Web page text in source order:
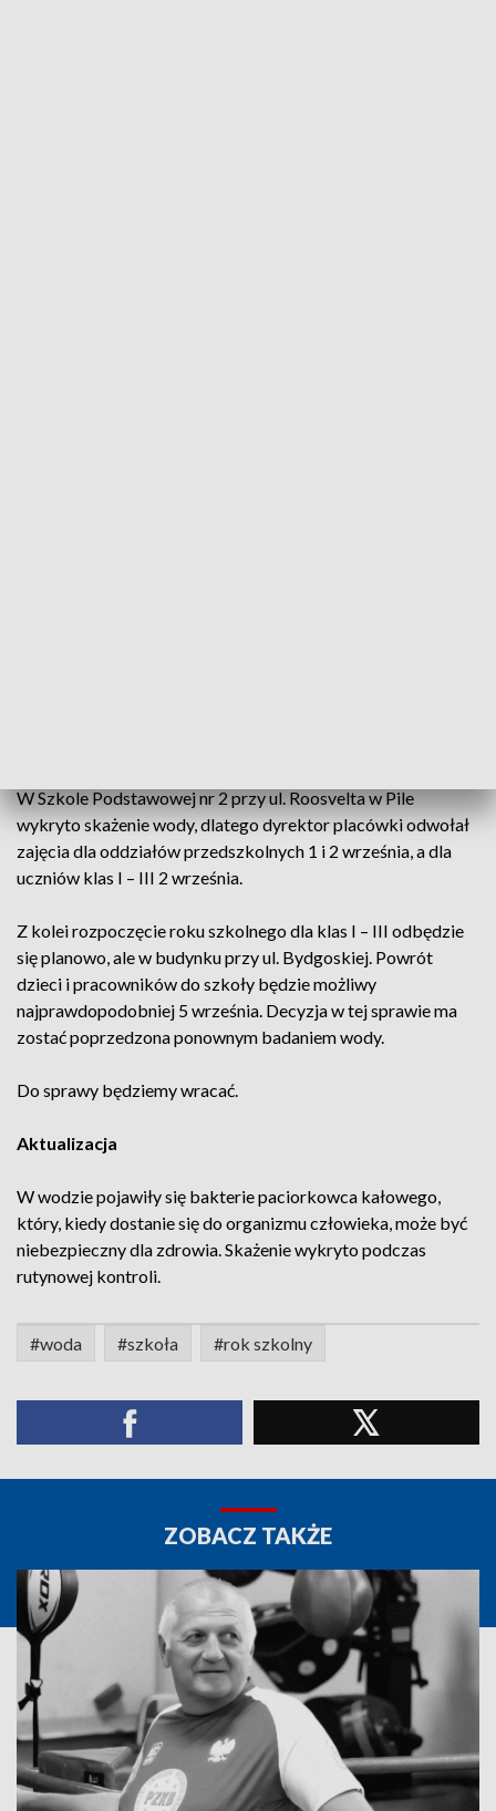
W Szkole Podstawowej nr 2 przy ul. Roosvelta w Pile
wykryto skażenie wody, dlatego dyrektor placówki odwołał
zajęcia dla oddziałów przedszkolnych 1 i 2 września, a dla
uczniów klas I – III 2 września.
Z kolei rozpoczęcie roku szkolnego dla klas I – III odbędzie
się planowo, ale w budynku przy ul. Bydgoskiej. Powrót
dzieci i pracowników do szkoły będzie możliwy
najprawdopodobniej 5 września. Decyzja w tej sprawie ma
zostać poprzedzona ponownym badaniem wody.
Do sprawy będziemy wracać.
Aktualizacja
W wodzie pojawiły się bakterie paciorkowca kałowego,
który, kiedy dostanie się do organizmu człowieka, może być
niebezpieczny dla zdrowia. Skażenie wykryto podczas
rutynowej kontroli.
#woda #szkoła #rok szkolny
ZOBACZ TAKŻE